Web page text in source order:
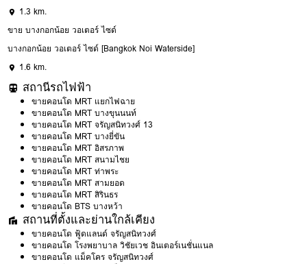
1.3 km.
ขาย บางกอกน้อย วอเตอร์ ไซด์
บางกอกน้อย วอเตอร์ ไซด์ [Bangkok Noi Waterside]
1.6 km.
สถานีรถไฟฟ้า
ขายคอนโด MRT แยกไฟฉาย
ขายคอนโด MRT บางขุนนนท์
ขายคอนโด MRT จรัญสนิทวงศ์ 13
ขายคอนโด MRT บางยี่ขัน
ขายคอนโด MRT อิสรภาพ
ขายคอนโด MRT สนามไชย
ขายคอนโด MRT ท่าพระ
ขายคอนโด MRT สามยอด
ขายคอนโด MRT สิรินธร
ขายคอนโด BTS บางหว้า
สถานที่ตั้งและย่านใกล้เคียง
ขายคอนโด ฟู้ดแลนด์ จรัญสนิทวงศ์
ขายคอนโด โรงพยาบาล วิชัยเวช อินเตอร์เนชั่นแนล
ขายคอนโด แม็คโคร จรัญสนิทวงศ์